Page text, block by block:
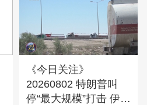
《今日关注》
20260802 特朗普叫
停“最大规模”打击 伊朗